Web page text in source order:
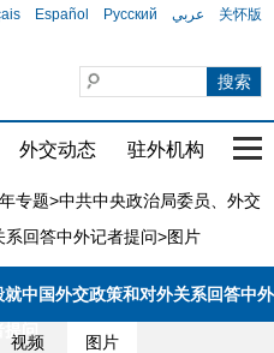
Español Русский عربي 关怀版
外交动态 驻外机构 国
专题>中共中央政治局委员、外交
回答中外记者提问>图片
中国外交政策和对外关系回答中外
提问
视频 图片